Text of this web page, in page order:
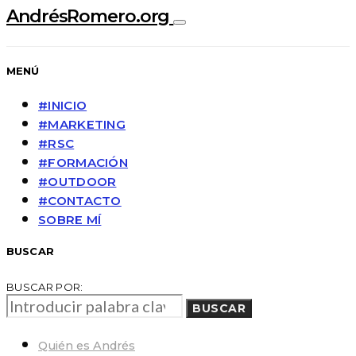
AndrésRomero.org
MENÚ
#INICIO
#MARKETING
#RSC
#FORMACIÓN
#OUTDOOR
#CONTACTO
SOBRE MÍ
BUSCAR
BUSCAR POR:
BUSCAR
Quién es Andrés